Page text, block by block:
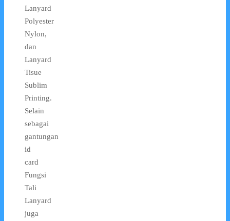
Lanyard
Polyester
Nylon,
dan
Lanyard
Tisue
Sublim
Printing.
Selain
sebagai
gantungan
id
card
Fungsi
Tali
Lanyard
juga